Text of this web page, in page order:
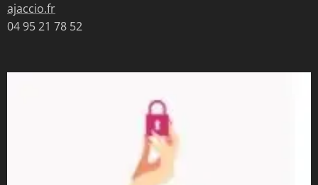
ajaccio.fr
04 95 21 78 52